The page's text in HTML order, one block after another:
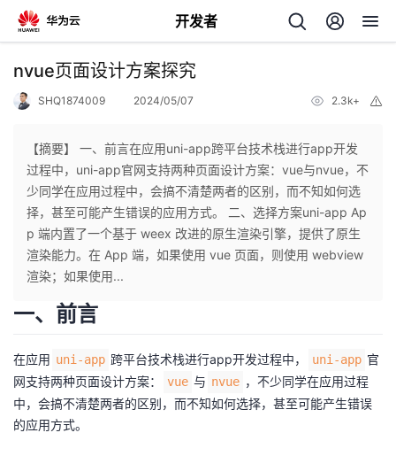
开发者
返
个
人
我
发
者
nvue页面设计方案探究
SHQ1874009 2024/05/07 2.3k+
【摘要】 一、前言在应用uni-app跨平台技术栈进行app开发
过程中，uni-app官网支持两种页面设计方案：vue与nvue，不
少同学在应用过程中，会搞不清楚两者的区别，而不知如何选
择，甚至可能产生错误的应用方式。 二、选择方案uni-app Ap
p 端内置了一个基于 weex 改进的原生渲染引擎，提供了原生
渲染能力。在 App 端，如果使用 vue 页面，则使用 webview
渲染；如果使用...
一、前言
在应用 uni-app 跨平台技术栈进行app开发过程中， uni-app 官
网支持两种页面设计方案：
vue 与 nvue ，不少同学在应用过程
中，会搞不清楚两者的区别，而不知如何选择，甚至可能产生错误
的应用方式。